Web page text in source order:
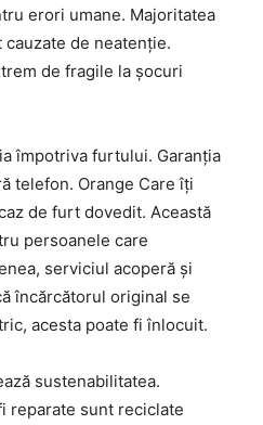
erori umane. Majoritatea
de neatenție.
de fragile la șocuri
împotriva furtului. Garanția
telefon. Orange Care îți
de furt dovedit. Această
persoanele care
serviciul acoperă și
încărcătorul original se
acesta poate fi înlocuit.
sustenabilitatea.
reparate sunt reciclate